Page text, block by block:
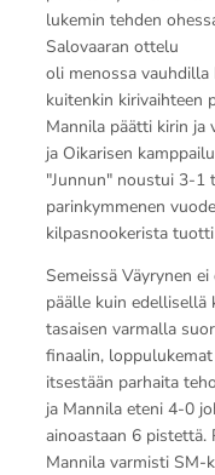
lukemin tehden
Salovaaran ottelu
oli menossa
kuitenkin kirivaihteen
Mannila päätti kirin ja
ja Oikarisen
"Junnun" noustui 3-1
parinkymmenen
kilpasnookerista
Semeissä Väyrynen
päälle kuin edellisellä
tasaisen varmalla
finaalin,
itsestään parhaita
ja Mannila eteni 4-0
ainoastaan 6 pistettä.
Mannila varmisti SM-